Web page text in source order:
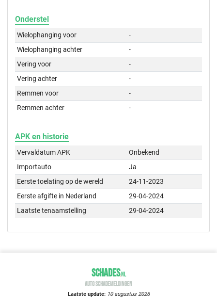
Onderstel
Wielophanging voor
-
Wielophanging achter
-
Vering voor
-
Vering achter
-
Remmen voor
-
Remmen achter
-
APK en historie
Vervaldatum APK
Onbekend
Importauto
Ja
Eerste toelating op de wereld
24-11-2023
Eerste afgifte in Nederland
29-04-2024
Laatste tenaamstelling
29-04-2024
SCHADES.NL
AUTO SCHADEMELDINGEN
Laatste update: 10 augustus 2026